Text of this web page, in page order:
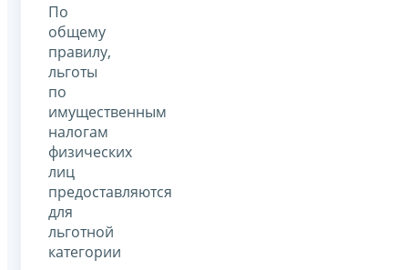
По
общему
правилу,
льготы
по
имущественным
налогам
физических
лиц
предоставляются
для
льготной
категории